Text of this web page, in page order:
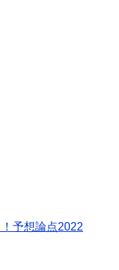
予想論点2022